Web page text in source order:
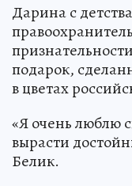
Дарина с
подарок,
в цветах
«Я очень люблю
вырасти
Белик.